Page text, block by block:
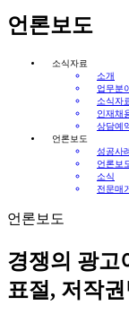
언론보도
소식자료
소개
업무분
소식자
인재채
상담예
언론보도
성공사
언론보
소식
전문매
언론보도
경쟁의 광고
표절, 저작